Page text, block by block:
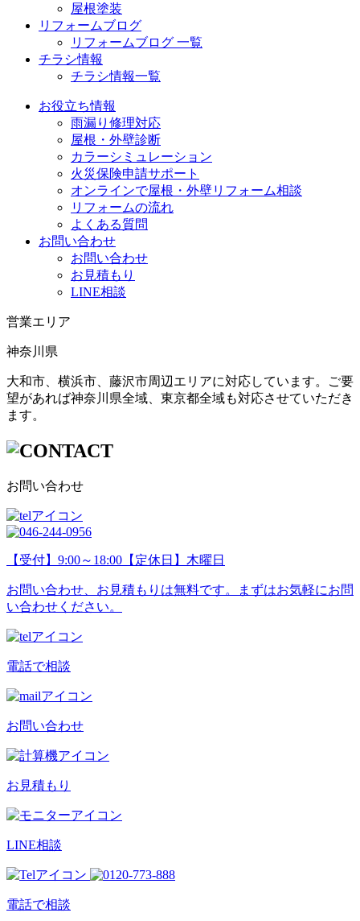
屋根塗装
リフォームブログ
リフォームブログ 一覧
チラシ情報
チラシ情報一覧
お役立ち情報
雨漏り修理対応
屋根・外壁診断
カラーシミュレーション
火災保険申請サポート
オンラインで屋根・外壁リフォーム相談
リフォームの流れ
よくある質問
お問い合わせ
お問い合わせ
お見積もり
LINE相談
営業エリア
神奈川県
大和市、横浜市、藤沢市周辺エリアに対応しています。ご要
望があれば神奈川県全域、東京都全域も対応させていただき
ます。
お問い合わせ
【受付】9:00～18:00【定休日】木曜日
お問い合わせ、お見積もりは無料です。まずはお気軽にお問
い合わせください。
電話で相談
お問い合わせ
お見積もり
LINE相談
電話で相談